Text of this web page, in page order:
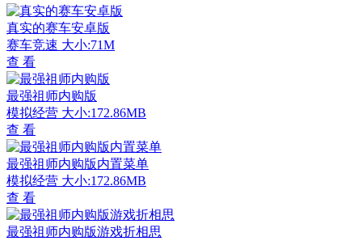
真实的赛车安卓版
赛车竞速 大小:71M
查 看
最强祖师内购版
模拟经营 大小:172.86MB
查 看
最强祖师内购版内置菜单
模拟经营 大小:172.86MB
查 看
最强祖师内购版游戏折相思